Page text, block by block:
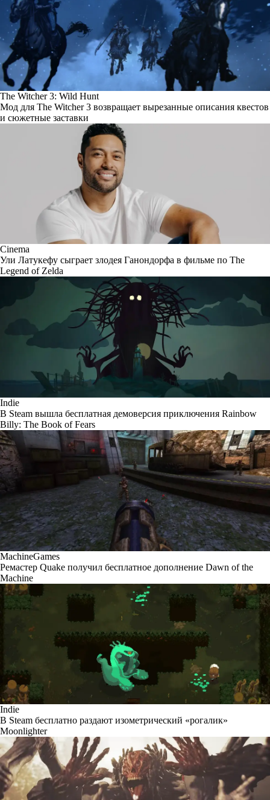
The Witcher 3: Wild Hunt
Мод для The Witcher 3 возвращает вырезанные описания квестов
и сюжетные заставки
Cinema
Ули Латукефу сыграет злодея Ганондорфа в фильме по The
Legend of Zelda
Indie
В Steam вышла бесплатная демоверсия приключения Rainbow
Billy: The Book of Fears
MachineGames
Ремастер Quake получил бесплатное дополнение Dawn of the
Machine
Indie
В Steam бесплатно раздают изометрический «рогалик»
Moonlighter